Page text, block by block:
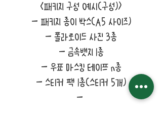
<패키지 구성 예시(구성)>
- 패키지 종이 박스(A5 사이즈)
- 폴라로이드 사진 3종
- 금속뱃지 1종
- 우표 마스킹 테이프 n종
- 스티커 팩 1종(스티커 5개)
-